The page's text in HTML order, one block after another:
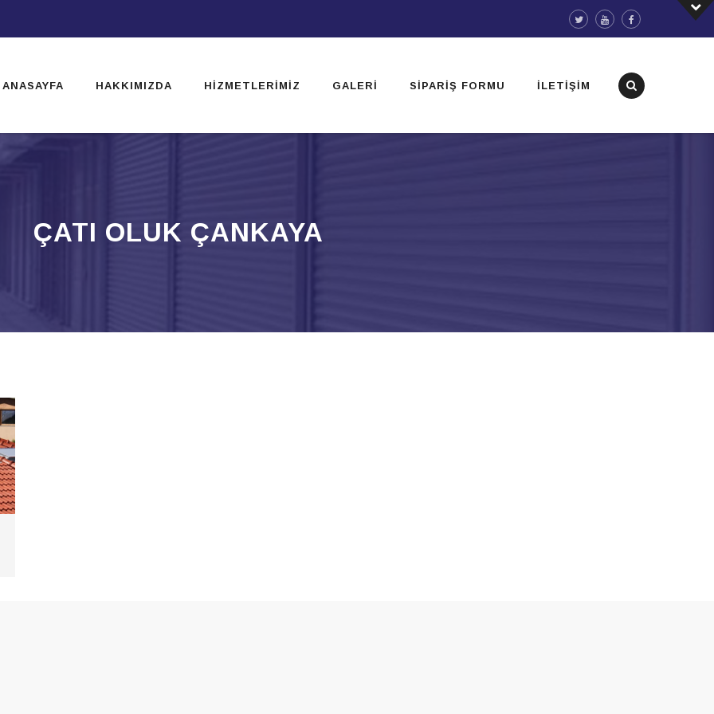
ANASAYFA HAKKIMIZDA HIZMETLERIMIZ GALERI SIPARIŞ FORMU İLETIŞIM
ÇATI OLUK ÇANKAYA